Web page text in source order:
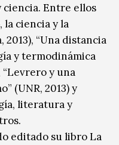
Entre ellos
la ciencia y la
“Una distancia
y termodinámica
“Levrero y una
(UNR, 2013) y
literatura y
editado su libro La